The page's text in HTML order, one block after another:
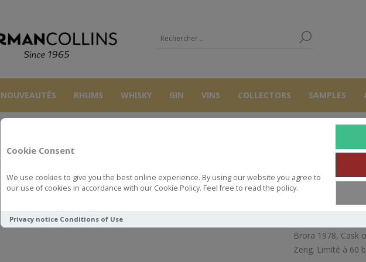
Cookie Consent
We use cookies to give you the best online experience. By using our website you agree to
our use of cookies in accordance with our Cookie Policy. Feel free to read the policy.
Privacy notice Conditions of Use
NOUVEAUTÉS RHUMS WHISKY GIN VINS COLLECTORS SAMPLES
BRORA 70CL 45° 41 YO THE AULD
Brora 1978, Cask
Zeng. Limité à 60